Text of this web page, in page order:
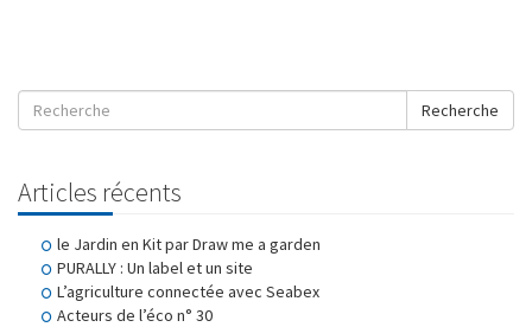
Recherche
Articles récents
le Jardin en Kit par Draw me a garden
PURALLY : Un label et un site
L’agriculture connectée avec Seabex
Acteurs de l’éco n° 30